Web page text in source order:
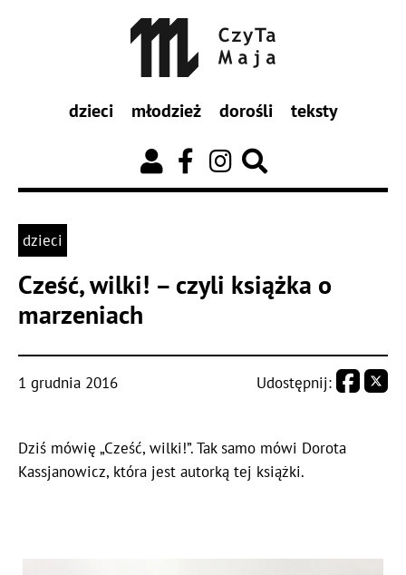
dzieci młodzież dorośli teksty
dzieci
Cześć, wilki! – czyli książka o
marzeniach
1 grudnia 2016 Udostępnij:
Dziś mówię „Cześć, wilki!”. Tak samo mówi Dorota
Kassjanowicz, która jest autorką tej książki.